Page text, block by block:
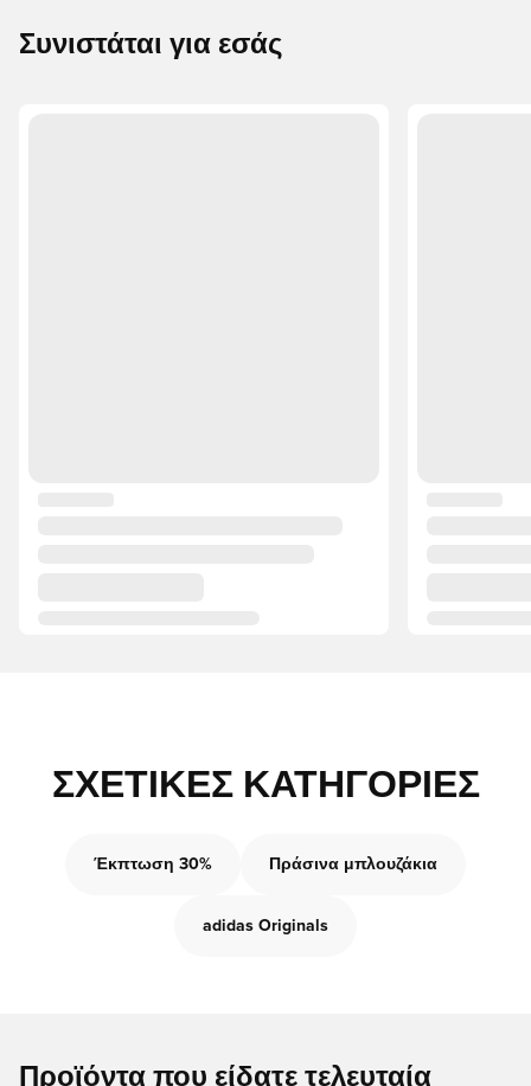
Συνιστάται για εσάς
ΣΧΕΤΙΚΈΣ ΚΑΤΗΓΟΡΊΕΣ
Έκπτωση 30% Πράσινα μπλουζάκια
adidas Originals
Προϊόντα που είδατε τελευταία